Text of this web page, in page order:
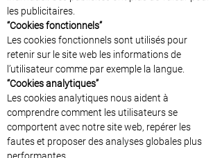
les publicitaires.
“Cookies fonctionnels”
Les cookies fonctionnels sont utilisés pour
retenir sur le site web les informations de
l’utilisateur comme par exemple la langue.
“Cookies analytiques”
Les cookies analytiques nous aident à
comprendre comment les utilisateurs se
comportent avec notre site web, repérer les
fautes et proposer des analyses globales plus